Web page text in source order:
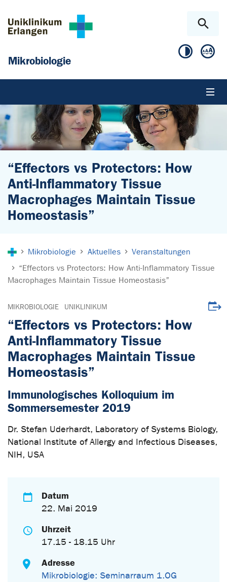
Mikrobiologie
“Effectors vs Protectors: How
Anti-Inflammatory Tissue
Macrophages Maintain Tissue
Homeostasis”
Mikrobiologie Aktuelles
Veranstaltungen
“Effectors vs Protectors: How Anti-Inflammatory Tissue
Macrophages Maintain Tissue Homeostasis”
MIKROBIOLOGIE UNIKLINIKUM
“Effectors vs Protectors: How
Anti-Inflammatory Tissue
Macrophages Maintain Tissue
Homeostasis”
Immunologisches Kolloquium im
Sommersemester 2019
Dr. Stefan Uderhardt, Laboratory of Systems Biology,
National Institute of Allergy and Infectious Diseases,
NIH, USA
Datum
22. Mai 2019
Uhrzeit
17.15 - 18.15 Uhr
Adresse
Mikrobiologie: Seminarraum 1.OG